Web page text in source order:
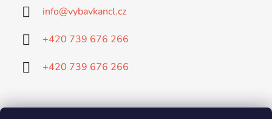
info@vybavkancl.cz
+420 739 676 266
+420 739 676 266